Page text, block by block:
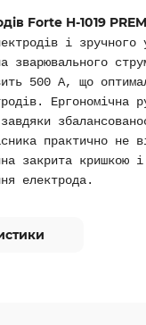
Forte H-1019
і зручного
зварювального
500 А, що
Ергономічна
практично не
закрита кришкою
електрода.